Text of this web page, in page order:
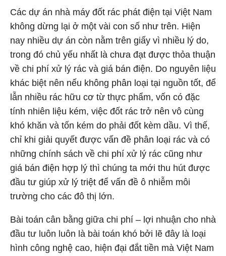
Các dự án nhà máy đốt rác phát điện tại Việt Nam
không dừng lại ở một vài con số như trên. Hiện
nay nhiều dự án còn nằm trên giấy vì nhiều lý do,
trong đó chủ yếu nhất là chưa đạt được thỏa thuận
về chi phí xử lý rác và giá bán điện. Do nguyên liệu
khác biệt nên nếu không phân loại tại nguồn tốt, để
lẫn nhiều rác hữu cơ từ thực phẩm, vốn có đặc
tính nhiên liệu kém, việc đốt rác trở nên vô cùng
khó khăn và tốn kém do phải đốt kèm dầu. Vì thế,
chỉ khi giải quyết được vấn đề phân loại rác và có
những chính sách về chi phí xử lý rác cũng như
giá bán điện hợp lý thì chúng ta mới thu hút được
đầu tư giúp xử lý triệt để vấn đề ô nhiễm môi
trường cho các đô thị lớn.
Bài toán cân bằng giữa chi phí – lợi nhuận cho nhà
đầu tư luôn luôn là bài toán khó bởi lẽ đây là loại
hình công nghệ cao, hiện đại đắt tiền mà Việt Nam